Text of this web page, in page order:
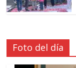
Foto del día